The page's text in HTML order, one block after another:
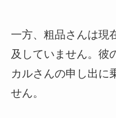
一方、粗品さんは現
及していません。彼
カルさんの申し出に
せん。